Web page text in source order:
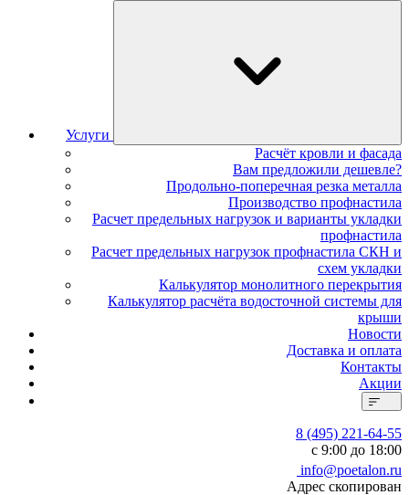
Услуги
Расчёт кровли и фасада
Вам предложили дешевле?
Продольно-поперечная резка металла
Производство профнастила
Расчет предельных нагрузок и варианты укладки
профнастила
Расчет предельных нагрузок профнастила СКН и
схем укладки
Калькулятор монолитного перекрытия
Калькулятор расчёта водосточной системы для
крыши
Новости
Доставка и оплата
Контакты
Акции
8 (495) 221-64-55
с 9:00 до 18:00
info@poetalon.ru
Адрес скопирован